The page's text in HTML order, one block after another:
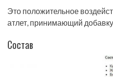
Это положительное
атлет, принимающий добавку.
Состав